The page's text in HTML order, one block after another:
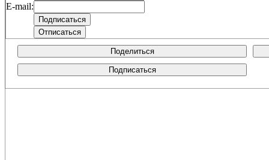
E-mail:
Поделиться
Подписаться